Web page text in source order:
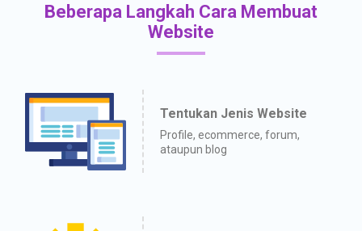
Beberapa Langkah Cara Membuat
Website
Tentukan Jenis Website
Profile, ecommerce, forum,
ataupun blog